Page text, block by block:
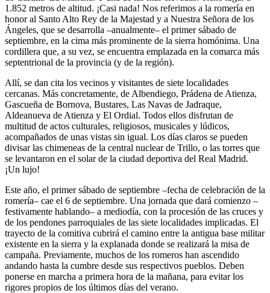
1.852 metros de altitud. ¡Casi nada! Nos referimos a la romería en
honor al Santo Alto Rey de la Majestad y a Nuestra Señora de los
Ángeles, que se desarrolla –anualmente– el primer sábado de
septiembre, en la cima más prominente de la sierra homónima. Una
cordillera que, a su vez, se encuentra emplazada en la comarca más
septentrional de la provincia (y de la región).
Allí, se dan cita los vecinos y visitantes de siete localidades
cercanas. Más concretamente, de Albendiego, Prádena de Atienza,
Gascueña de Bornova, Bustares, Las Navas de Jadraque,
Aldeanueva de Atienza y El Ordial. Todos ellos disfrutan de
multitud de actos culturales, religiosos, musicales y lúdicos,
acompañados de unas vistas sin igual. Los días claros se pueden
divisar las chimeneas de la central nuclear de Trillo, o las torres que
se levantaron en el solar de la ciudad deportiva del Real Madrid.
¡Un lujo!
Este año, el primer sábado de septiembre –fecha de celebración de la
romería– cae el 6 de septiembre. Una jornada que dará comienzo –
festivamente hablando– a mediodía, con la procesión de las cruces y
de los pendones parroquiales de las siete localidades implicadas. El
trayecto de la comitiva cubrirá el camino entre la antigua base militar
existente en la sierra y la explanada donde se realizará la misa de
campaña. Previamente, muchos de los romeros han ascendido
andando hasta la cumbre desde sus respectivos pueblos. Deben
ponerse en marcha a primera hora de la mañana, para evitar los
rigores propios de los últimos días del verano.